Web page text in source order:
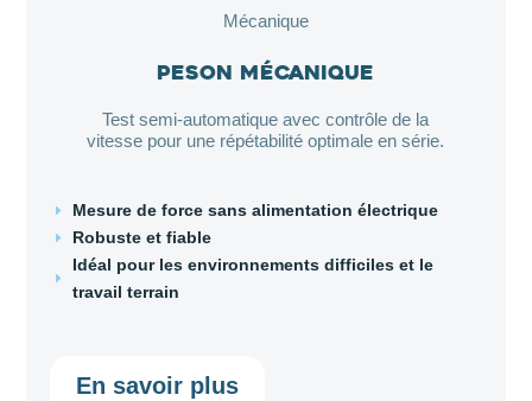
Mécanique
Peson mécanique
Test semi-automatique avec contrôle de la
vitesse pour une répétabilité optimale en série.
E Mesure de force sans alimentation électrique
E Robuste et fiable
E
Idéal pour les environnements difficiles et le
travail terrain
En savoir plus